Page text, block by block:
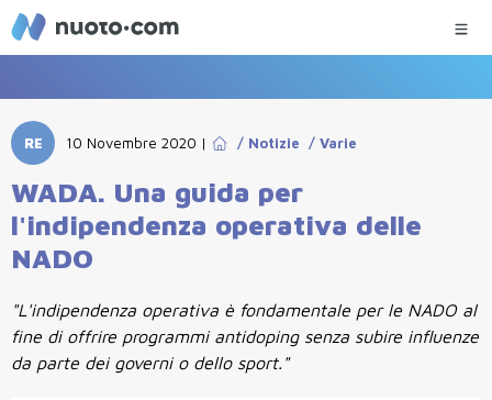
RE 10 Novembre 2020 | / Notizie /Varie
WADA. Una guida per
l'indipendenza operativa delle
NADO
"L'indipendenza operativa è fondamentale per le NADO al
fine di offrire programmi antidoping senza subire influenze
da parte dei governi o dello sport."